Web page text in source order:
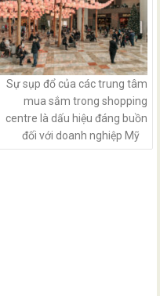
Sự sụp đổ của các trung tâm
mua sắm trong shopping
centre là dấu hiệu đáng buồn
đối với doanh nghiệp Mỹ